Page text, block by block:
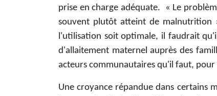
prise en charge adéquate. « Le
souvent plutôt atteint de malnutrition
l'utilisation soit optimale, il faudrait
d'allaitement maternel auprès des
acteurs communautaires qu'il faut,
Une croyance répandue dans certains